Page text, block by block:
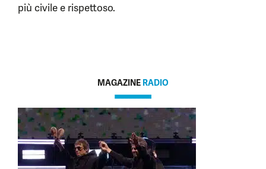
più civile e rispettoso.
MAGAZINE RADIO